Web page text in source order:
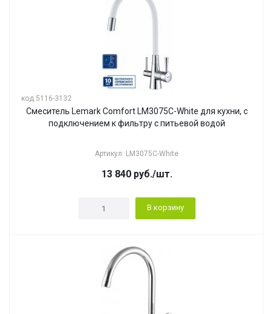
код 5116-3132
Смеситель Lemark Comfort LM3075C-White для кухни, с
подключением к фильтру с питьевой водой
Артикул: LM3075C-White
13 840руб./шт.
В корзину